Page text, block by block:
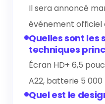
Il sera annoncé
événement officiel
Quelles sont les
techniques
Écran HD+ 6,5
A22, batterie 5 000
Quel est le